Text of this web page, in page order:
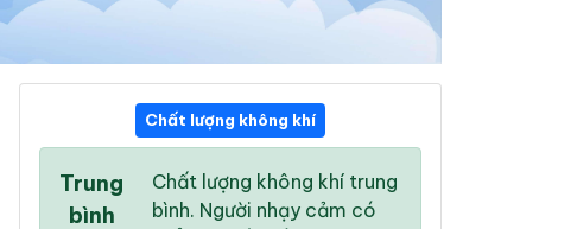
32 °/ 41 °
33 °
/41 °
Chất lượng không khí
Trung
bình
Chất lượng không khí trung
bình. Người nhạy cảm có